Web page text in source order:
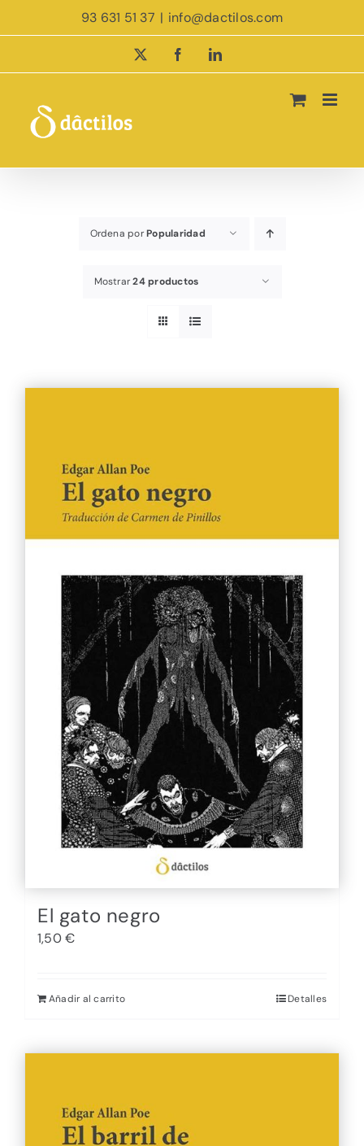
al
93 631 51 37 | info@dactilos.com
X FacebookLinkedIn
Ordena porPopularidad
Mostrar24 productos
El gato negro
1,50€
Añadir al carrito Detalles